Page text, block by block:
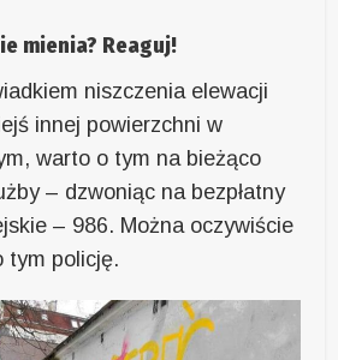
mienia? Reaguj!
niszczenia elewacji
innej powierzchni w
warto o tym na bieżąco
– dzwoniąc na bezpłatny
– 986. Można oczywiście
tym policję.